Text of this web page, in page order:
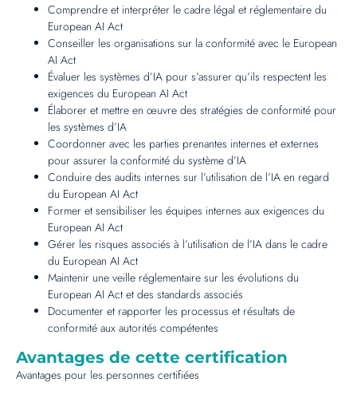
Comprendre et interpréter le cadre légal et réglementaire du
European AI Act
Conseiller les organisations sur la conformité avec le European
AI Act
Évaluer les systèmes d’IA pour s’assurer qu’ils respectent les
exigences du European AI Act
Élaborer et mettre en œuvre des stratégies de conformité pour
les systèmes d’IA
Coordonner avec les parties prenantes internes et externes
pour assurer la conformité du système d’IA
Conduire des audits internes sur l’utilisation de l’IA en regard
du European AI Act
Former et sensibiliser les équipes internes aux exigences du
European AI Act
Gérer les risques associés à l’utilisation de l’IA dans le cadre
du European AI Act
Maintenir une veille réglementaire sur les évolutions du
European AI Act et des standards associés
Documenter et rapporter les processus et résultats de
conformité aux autorités compétentes
Avantages de cette certification
Avantages pour les personnes certifiées